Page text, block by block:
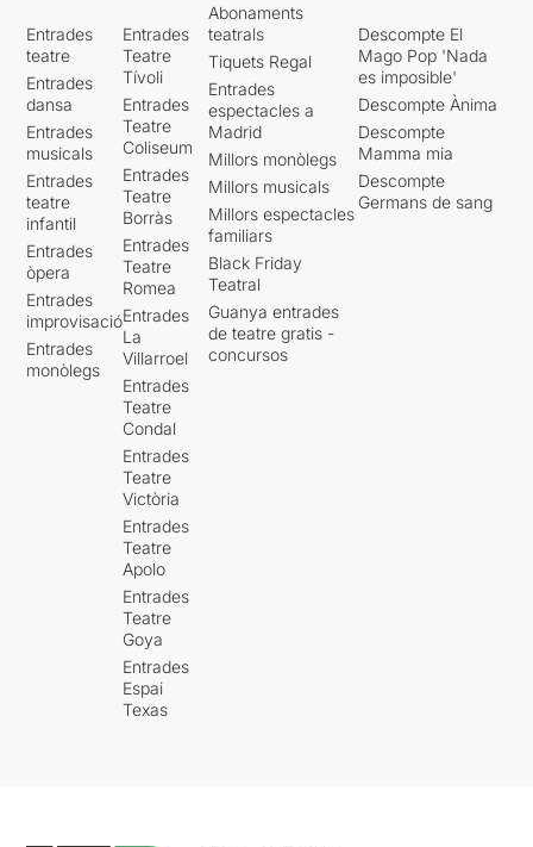
Entrades
teatre
Entrades
dansa
Entrades
musicals
Entrades
teatre
infantil
Entrades
òpera
Entrades
improvisació
Entrades
monòlegs
Entrades
Teatre
Tívoli
Entrades
Teatre
Coliseum
Entrades
Teatre
Borràs
Entrades
Teatre
Romea
Entrades
La
Villarroel
Entrades
Teatre
Condal
Entrades
Teatre
Victòria
Entrades
Teatre
Apolo
Entrades
Teatre
Goya
Entrades
Espai
Texas
Abonaments
teatrals
Tiquets Regal
Entrades
espectacles a
Madrid
Millors monòlegs
Millors musicals
Millors espectacles
familiars
Black Friday
Teatral
Guanya entrades
de teatre gratis -
concursos
Descompte El
Mago Pop 'Nada
es imposible'
Descompte Ànima
Descompte
Mamma mia
Descompte
Germans de sang